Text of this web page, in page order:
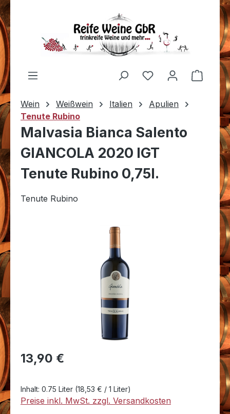
Zum Hauptinhalt springen
Du hast 0
Wein Weißwein Italien
Apulien
Tenute Rubino
Malvasia Bianca Salento
GIANCOLA 2020 IGT
Tenute Rubino 0,75l.
Tenute Rubino
Bildergalerie überspringen
Regulärer Preis:
13,90 €
Inhalt: 0.75 Liter (18,53 € / 1 Liter)
Preise inkl. MwSt. zzgl. Versandkosten